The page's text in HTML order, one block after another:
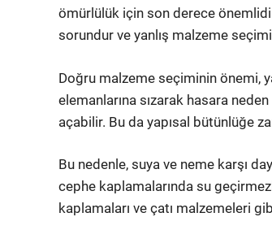
ömürlülük için son derece
sorundur ve yanlış malzeme
Doğru malzeme seçiminin önemi,
elemanlarına sızarak hasara
açabilir. Bu da yapısal bütünlüğe
Bu nedenle, suya ve neme karşı
cephe kaplamalarında su
kaplamaları ve çatı malzemeleri